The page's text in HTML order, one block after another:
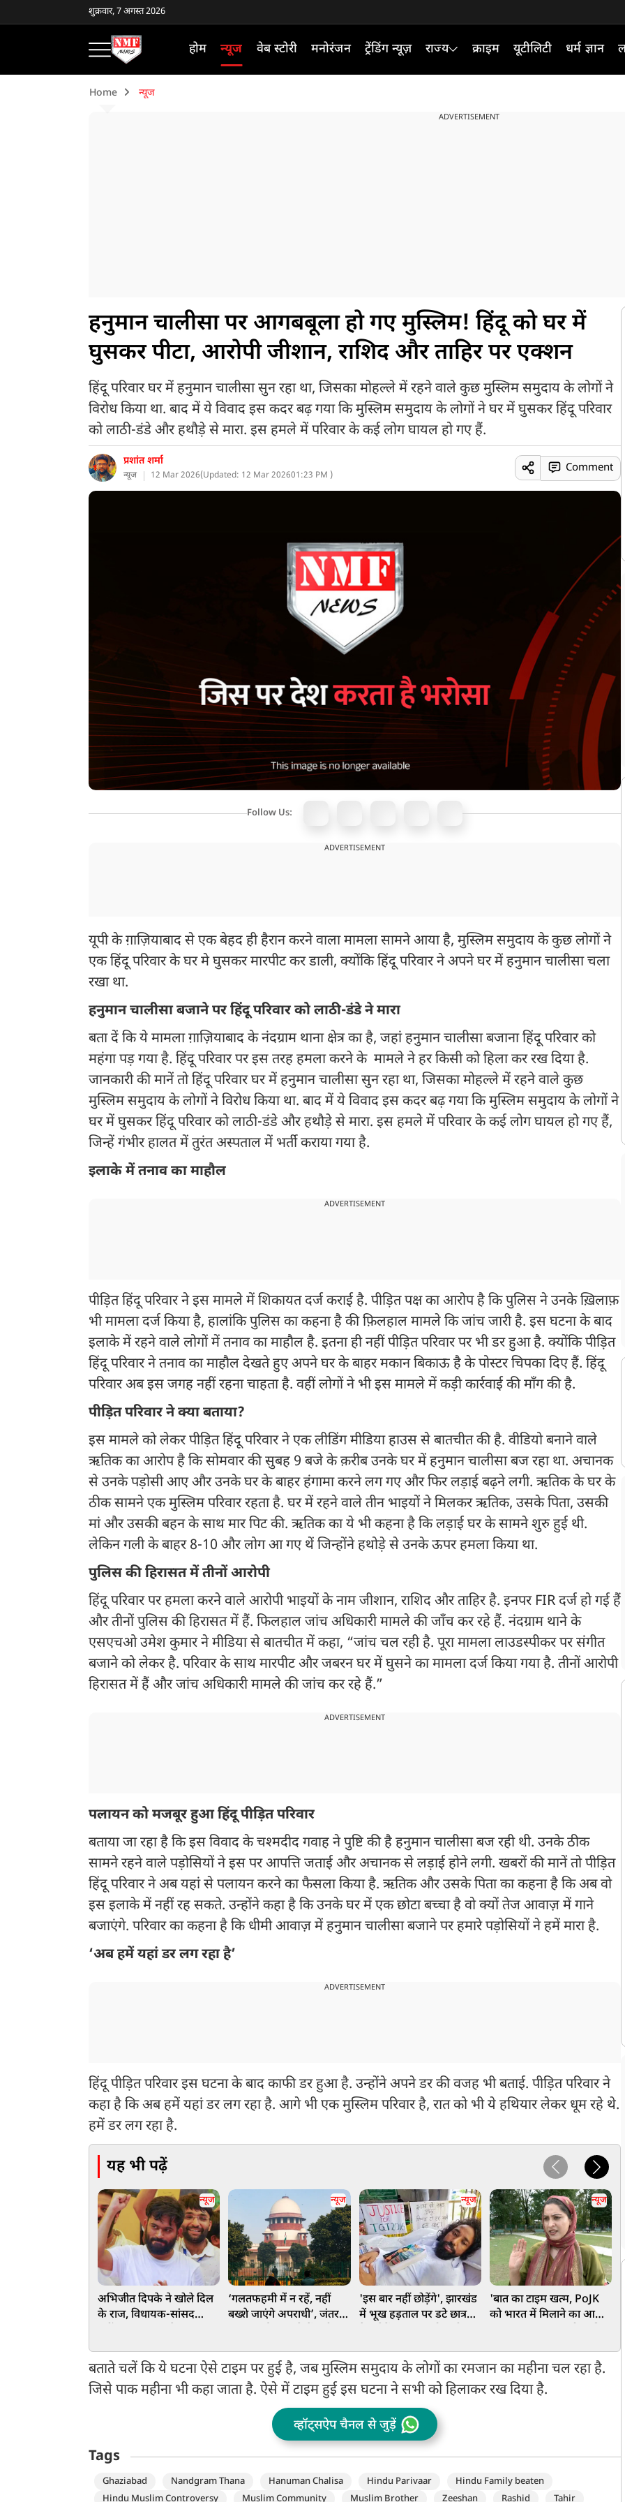
शुक्रवार, 7 अगस्त 2026
होम न्यूज वेब स्टोरी मनोरंजन ट्रेंडिंग न्यूज़ राज्य क्राइम यूटीलिटी धर्म ज्ञान
Home न्यूज
ADVERTISEMENT
हनुमान चालीसा पर आगबबूला हो गए मुस्लिम! हिंदू को घर में
घुसकर पीटा, आरोपी जीशान, राशिद और ताहिर पर एक्शन
हिंदू परिवार घर में हनुमान चालीसा सुन रहा था, जिसका मोहल्ले में रहने वाले कुछ मुस्लिम समुदाय के लोगों ने
विरोध किया था. बाद में ये विवाद इस कदर बढ़ गया कि मुस्लिम समुदाय के लोगों ने घर में घुसकर हिंदू परिवार
को लाठी-डंडे और हथौड़े से मारा. इस हमले में परिवार के कई लोग घायल हो गए हैं.
प्रशांत शर्मा
न्यूज 12 Mar 2026(Updated: 12 Mar 202601:23 PM )
Comment
Follow Us:
ADVERTISEMENT
यूपी के ग़ाज़ियाबाद से एक बेहद ही हैरान करने वाला मामला सामने आया है, मुस्लिम समुदाय के कुछ लोगों ने
एक हिंदू परिवार के घर मे घुसकर मारपीट कर डाली, क्योंकि हिंदू परिवार ने अपने घर में हनुमान चालीसा चला
रखा था.
हनुमान चालीसा बजाने पर हिंदू परिवार को लाठी-डंडे ने मारा
बता दें कि ये मामला ग़ाज़ियाबाद के नंदग्राम थाना क्षेत्र का है, जहां हनुमान चालीसा बजाना हिंदू परिवार को
महंगा पड़ गया है. हिंदू परिवार पर इस तरह हमला करने के मामले ने हर किसी को हिला कर रख दिया है.
जानकारी की मानें तो हिंदू परिवार घर में हनुमान चालीसा सुन रहा था, जिसका मोहल्ले में रहने वाले कुछ
मुस्लिम समुदाय के लोगों ने विरोध किया था. बाद में ये विवाद इस कदर बढ़ गया कि मुस्लिम समुदाय के लोगों ने
घर में घुसकर हिंदू परिवार को लाठी-डंडे और हथौड़े से मारा. इस हमले में परिवार के कई लोग घायल हो गए हैं,
जिन्हें गंभीर हालत में तुरंत अस्पताल में भर्ती कराया गया है.
इलाके में तनाव का माहौल
ADVERTISEMENT
पीड़ित हिंदू परिवार ने इस मामले में शिकायत दर्ज कराई है. पीड़ित पक्ष का आरोप है कि पुलिस ने उनके ख़िलाफ़
भी मामला दर्ज किया है, हालांकि पुलिस का कहना है की फ़िलहाल मामले कि जांच जारी है. इस घटना के बाद
इलाके में रहने वाले लोगों में तनाव का माहौल है. इतना ही नहीं पीड़ित परिवार पर भी डर हुआ है. क्योंकि पीड़ित
हिंदू परिवार ने तनाव का माहौल देखते हुए अपने घर के बाहर मकान बिकाऊ है के पोस्टर चिपका दिए हैं. हिंदू
परिवार अब इस जगह नहीं रहना चाहता है. वहीं लोगों ने भी इस मामले में कड़ी कार्रवाई की माँग की है.
पीड़ित परिवार ने क्या बताया?
इस मामले को लेकर पीड़ित हिंदू परिवार ने एक लीडिंग मीडिया हाउस से बातचीत की है. वीडियो बनाने वाले
ऋतिक का आरोप है कि सोमवार की सुबह 9 बजे के क़रीब उनके घर में हनुमान चालीसा बज रहा था. अचानक
से उनके पड़ोसी आए और उनके घर के बाहर हंगामा करने लग गए और फिर लड़ाई बढ़ने लगी. ऋतिक के घर के
ठीक सामने एक मुस्लिम परिवार रहता है. घर में रहने वाले तीन भाइयों ने मिलकर ऋतिक, उसके पिता, उसकी
मां और उसकी बहन के साथ मार पिट की. ऋतिक का ये भी कहना है कि लड़ाई घर के सामने शुरु हुई थी.
लेकिन गली के बाहर 8-10 और लोग आ गए थें जिन्होंने हथोड़े से उनके ऊपर हमला किया था.
पुलिस की हिरासत में तीनों आरोपी
हिंदू परिवार पर हमला करने वाले आरोपी भाइयों के नाम जीशान, राशिद और ताहिर है. इनपर FIR दर्ज हो गई हैं
और तीनों पुलिस की हिरासत में हैं. फिलहाल जांच अधिकारी मामले की जाँच कर रहे हैं. नंदग्राम थाने के
एसएचओ उमेश कुमार ने मीडिया से बातचीत में कहा, “जांच चल रही है. पूरा मामला लाउडस्पीकर पर संगीत
बजाने को लेकर है. परिवार के साथ मारपीट और जबरन घर में घुसने का मामला दर्ज किया गया है. तीनों आरोपी
हिरासत में हैं और जांच अधिकारी मामले की जांच कर रहे हैं.”
ADVERTISEMENT
पलायन को मजबूर हुआ हिंदू पीड़ित परिवार
बताया जा रहा है कि इस विवाद के चश्मदीद गवाह ने पुष्टि की है हनुमान चालीसा बज रही थी. उनके ठीक
सामने रहने वाले पड़ोसियों ने इस पर आपत्ति जताई और अचानक से लड़ाई होने लगी. खबरों की मानें तो पीड़ित
हिंदू परिवार ने अब यहां से पलायन करने का फैसला किया है. ऋतिक और उसके पिता का कहना है कि अब वो
इस इलाके में नहीं रह सकते. उन्होंने कहा है कि उनके घर में एक छोटा बच्चा है वो क्यों तेज आवाज़ में गाने
बजाएंगे. परिवार का कहना है कि धीमी आवाज़ में हनुमान चालीसा बजाने पर हमारे पड़ोसियों ने हमें मारा है.
‘अब हमें यहां डर लग रहा है’
ADVERTISEMENT
हिंदू पीड़ित परिवार इस घटना के बाद काफी डर हुआ है. उन्होंने अपने डर की वजह भी बताई. पीड़ित परिवार ने
कहा है कि अब हमें यहां डर लग रहा है. आगे भी एक मुस्लिम परिवार है, रात को भी ये हथियार लेकर धूम रहे थे.
हमें डर लग रहा है.
यह भी पढ़ें
न्यूज
अभिजीत दिपके ने खोले दिल
के राज, विधायक-सांसद
न्यूज
‘गलतफहमी में न रहें, नहीं
बख्शे जाएंगे अपराधी’, जंतर-
न्यूज
'इस बार नहीं छोड़ेंगे', झारखंड
में भूख हड़ताल पर डटे छात्र
न्यूज
'बात का टाइम खत्म, PoJK
को भारत में मिलाने का आ
कश्मीर में आवाज
बताते चलें कि ये घटना ऐसे टाइम पर हुई है, जब मुस्लिम समुदाय के लोगों का रमजान का महीना चल रहा है.
जिसे पाक महीना भी कहा जाता है. ऐसे में टाइम हुई इस घटना ने सभी को हिलाकर रख दिया है.
व्हॉट्सऐप चैनल से जुड़ें
Tags
Ghaziabad Nandgram Thana Hanuman Chalisa Hindu Parivaar
Hindu Family beaten
Hindu Muslim Controversy
Muslim Community Muslim Brother Zeeshan Rashid Tahir